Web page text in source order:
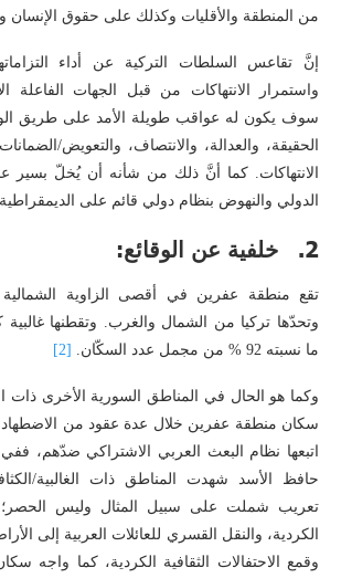
من المنطقة والأقليات وكذلك على حقوق الإنسان
إنَّ تقاعس السلطات التركية عن أداء التزاماتها
واستمرار الانتهاكات من قبل الجهات الفاعلة
سوف يكون له عواقب طويلة الأمد على طريق
الحقيقة، والعدالة، والانتصاف، والتعويض/
الانتهاكات. كما أنَّ ذلك من شأنه أن يُخلّ بسير
الدولي والنهوض بنظام دولي قائم على الديمقراطية
2. خلفية عن الوقائع:
تقع منطقة عفرين في أقصى الزاوية الشمالية
وتحدّها تركيا من الشمال والغرب. وتقطنها
ما نسبته 92 % من مجمل عدد السكّان.
[2]
وكما هو الحال في المناطق السورية الأخرى ذات
سكان منطقة عفرين خلال عدة عقود من الاضطهاد
اتبعها نظام البعث العربي الاشتراكي ضدّهم،
حافظ الأسد شهدت المناطق ذات الغالبية/
تعريب شملت على سبيل المثال وليس
الكردية، والنقل القسري للعائلات العربية إلى
وقمع الاحتفالات الثقافية الكردية، كما واجه